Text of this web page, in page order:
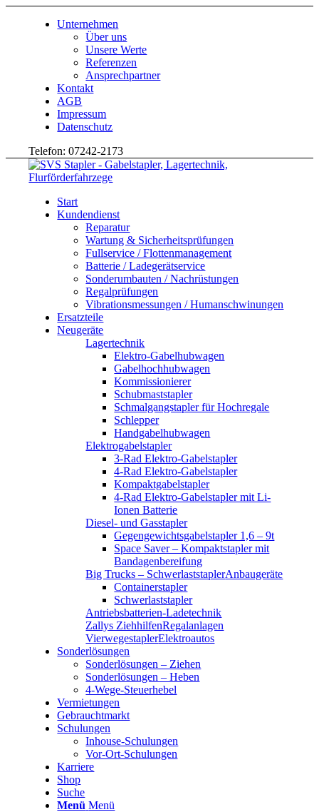
Unternehmen
Über uns
Unsere Werte
Referenzen
Ansprechpartner
Kontakt
AGB
Impressum
Datenschutz
Telefon: 07242-2173
Start
Kundendienst
Reparatur
Wartung & Sicherheitsprüfungen
Fullservice / Flottenmanagement
Batterie / Ladegerätservice
Sonderumbauten / Nachrüstungen
Regalprüfungen
Vibrationsmessungen / Humanschwinungen
Ersatzteile
Neugeräte
Lagertechnik
Elektro-Gabelhubwagen
Gabelhochhubwagen
Kommissionierer
Schubmaststapler
Schmalgangstapler für Hochregale
Schlepper
Handgabelhubwagen
Elektrogabelstapler
3-Rad Elektro-Gabelstapler
4-Rad Elektro-Gabelstapler
Kompaktgabelstapler
4-Rad Elektro-Gabelstapler mit Li-
Ionen Batterie
Diesel- und Gasstapler
Gegengewichtsgabelstapler 1,6 – 9t
Space Saver – Kompaktstapler mit
Bandagenbereifung
Big Trucks – Schwerlaststapler
Containerstapler
Schwerlaststapler
Anbaugeräte
Antriebsbatterien-Ladetechnik
Zallys ZiehhilfenRegalanlagen
VierwegestaplerElektroautos
Sonderlösungen
Sonderlösungen – Ziehen
Sonderlösungen – Heben
4-Wege-Steuerhebel
Vermietungen
Gebrauchtmarkt
Schulungen
Inhouse-Schulungen
Vor-Ort-Schulungen
Karriere
Shop
Suche
Menü Menü